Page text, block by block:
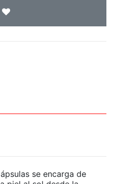
se encarga de